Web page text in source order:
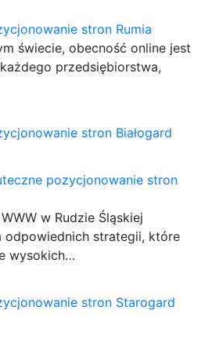
stron Rumia
świecie, obecność online jest
przedsiębiorstwa,
stron Białogard
pozycjonowanie stron
w Rudzie Śląskiej
odpowiednich strategii, które
wysokich…
stron Starogard